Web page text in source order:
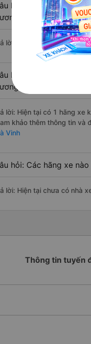
hỏi: Các hãng xe
lời: Hiện tại chưa có nhà
hỏi: Các hãng xe
lời: Hiện tại có 1 hãng xe
khảo thêm thông tin và
Vinh
hỏi: Các hãng xe
lời: Hiện tại chưa có nhà
Thông tin tuyến